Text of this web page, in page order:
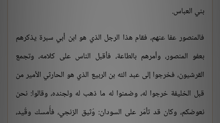
بني العباس.
فالمنصور عفا عنهم، فقام هذا الرجل الذي هو ابن أبي سبرة يذكرهم
بعفو المنصور، وأمرهم بالطاعة، فأقبل الناس على كلامه، وتجمع
القرشيون، فخرجوا إلى عبد الله بن الربيع الذي هو الحارثي الأمير من
قبل الخليفة خرجوا له، وضمنوا له ما ذهب له ولجنده، وقالوا: نحن
نعوضكم، وكان قد تأمّر على السودان: وُثيق الزنجي، فأُمسك وقُيد،